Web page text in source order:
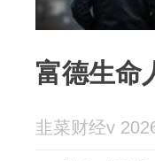
富德生命
韭菜财经v